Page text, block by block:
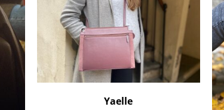
Yaelle